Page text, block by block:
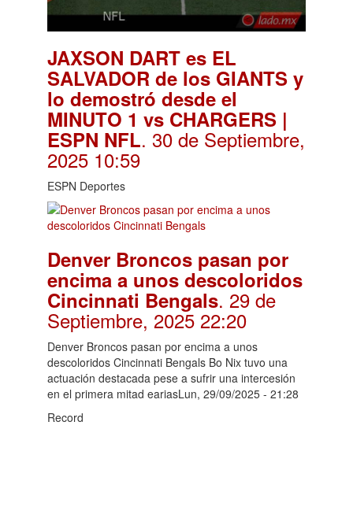
JAXSON DART es EL
SALVADOR de los GIANTS y
lo demostró desde el
MINUTO 1 vs CHARGERS |
ESPN NFL. 30 de Septiembre,
2025 10:59
ESPN Deportes
Denver Broncos pasan por
encima a unos descoloridos
Cincinnati Bengals. 29 de
Septiembre, 2025 22:20
Denver Broncos pasan por encima a unos
descoloridos Cincinnati Bengals Bo Nix tuvo una
actuación destacada pese a sufrir una intercesión
en el primera mitad eariasLun, 29/09/2025 - 21:28
Record